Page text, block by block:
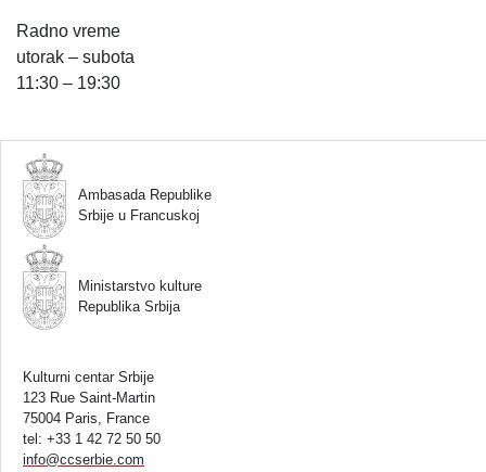
Radno vreme
utorak – subota
11:30 – 19:30
Ambasada Republike
Srbije u Francuskoj
Ministarstvo kulture
Republika Srbija
Kulturni centar Srbije
123 Rue Saint-Martin
75004 Paris, France
tel: +33 1 42 72 50 50
info@ccserbie.com